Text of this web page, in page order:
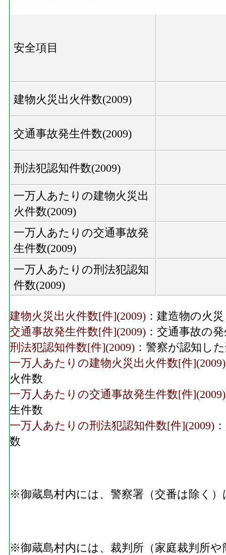
安全項目
建物火災出火件数(2009)
交通事故発生件数(2009)
刑法犯認知件数(2009)
一万人あたりの建物火災出
火件数(2009)
一万人あたりの交通事故発
生件数(2009)
一万人あたりの刑法犯認知
件数(2009)
建物火災出火件数[件](2009) ：建造物の火
交通事故発生件数[件](2009) ：交通事故の
刑法犯認知件数[件](2009) ：警察が認知し
一万人あたりの建物火災出火件数[件](2009)
火件数
一万人あたりの交通事故発生件数[件](2009)
生件数
一万人あたりの刑法犯認知件数[件](2009)
数
※御蔵島村内には、警察署（交番は除く
※御蔵島村内には、裁判所（家庭裁判所